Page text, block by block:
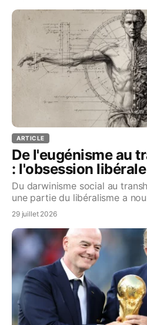
ARTICLE
De l'eugénisme au
: l'obsession
des meilleurs
Du darwinisme social au
une partie du libéralisme a
modernes...Source
29 juillet 2026